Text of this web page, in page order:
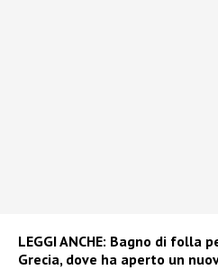
LEGGI ANCHE: Bagno di folla
Grecia, dove ha aperto un